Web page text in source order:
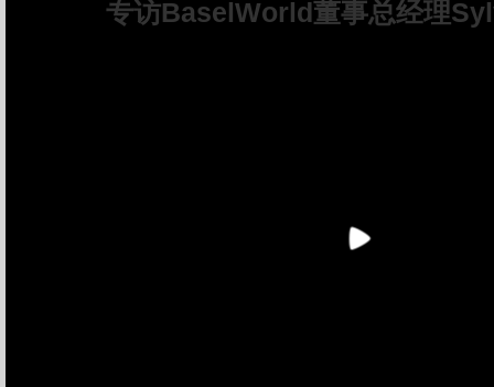
专访BaselWorld董事总经理